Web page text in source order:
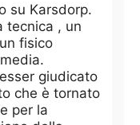
su Karsdorp.
tecnica , un
fisico
giudicato
che è tornato
per la